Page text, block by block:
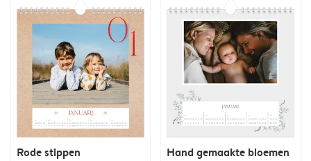
Rode stippen Hand gemaakte bloemen